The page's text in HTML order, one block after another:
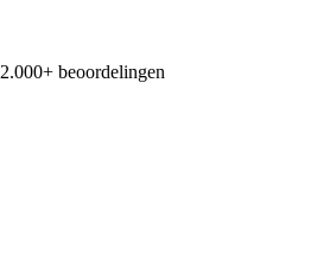
2.000+ beoordelingen